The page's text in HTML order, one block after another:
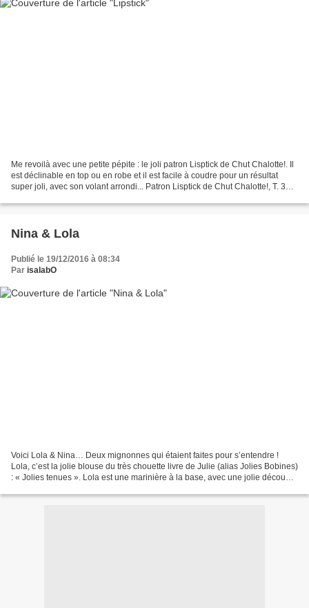
Me revoilà avec une petite pépite : le joli patron Lisptick de Chut Chalotte!. Il
est déclinable en top ou en robe et il est facile à coudre pour un résultat
super joli, avec son volant arrondi... Patron Lisptick de Chut Chalotte!, T. 36,
Nina & Lola
Publié le 19/12/2016 à 08:34
Par isalabO
Voici Lola & Nina… Deux mignonnes qui étaient faites pour s’entendre !
Lola, c’est la jolie blouse du très chouette livre de Julie (alias Jolies Bobines)
: « Jolies tenues ». Lola est une marinière à la base, avec une jolie découpe